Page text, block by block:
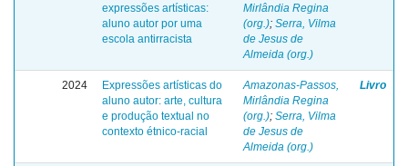
expressões artísticas:
aluno autor por uma
escola antirracista
Mirlândia Regina
(org.); Serra, Vilma
de Jesus de
Almeida (org.)
2024
Expressões artísticas do
aluno autor: arte, cultura
e produção textual no
contexto étnico-racial
Amazonas-Passos,
Mirlândia Regina
(org.); Serra, Vilma
de Jesus de
Almeida (org.)
Livro